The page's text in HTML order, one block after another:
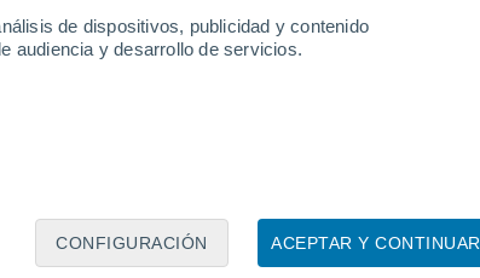
de dispositivos, publicidad y contenido
audiencia y desarrollo de servicios.
ACEPTAR Y CONTINUAR
CONFIGURACIÓN
las fuertes precipitaciones. Varios ríos se han